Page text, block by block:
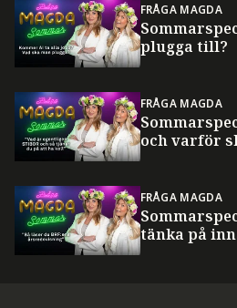
FRÅGA MAGDA
plugga till?
FRÅGA MAGDA
och varför
FRÅGA MAGDA
tänka på